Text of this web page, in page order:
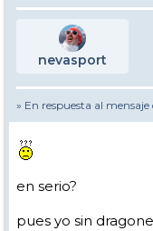
nevasport
» En respuesta al mensaje
en serio?
pues yo sin